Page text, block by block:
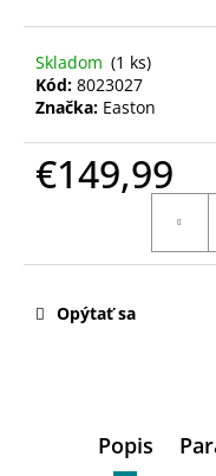
Skladom (1 ks)
Kód: 8023027
Značka: Easton
€149,99
Opýtať sa
Popis